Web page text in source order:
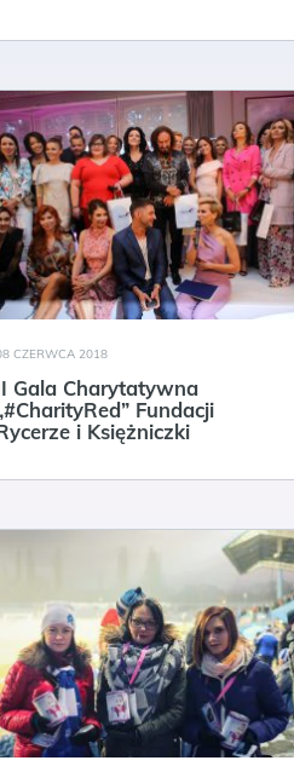
CZERWCA 2018
Gala Charytatywna
Fundacji
i Księżniczki